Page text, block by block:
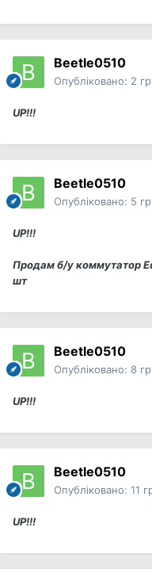
Beetle0510
Опубліковано: 2
UP!!!
Beetle0510
Опубліковано: 5
UP!!!
Продам б/у коммутатор
шт
Beetle0510
Опубліковано: 8
UP!!!
Beetle0510
Опубліковано: 11
UP!!!